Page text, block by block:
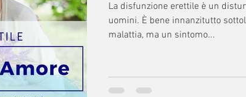
La disfunzione erettile è un disturbo che può colpire gli
uomini. È bene innanzitutto
malattia, ma un sintomo...